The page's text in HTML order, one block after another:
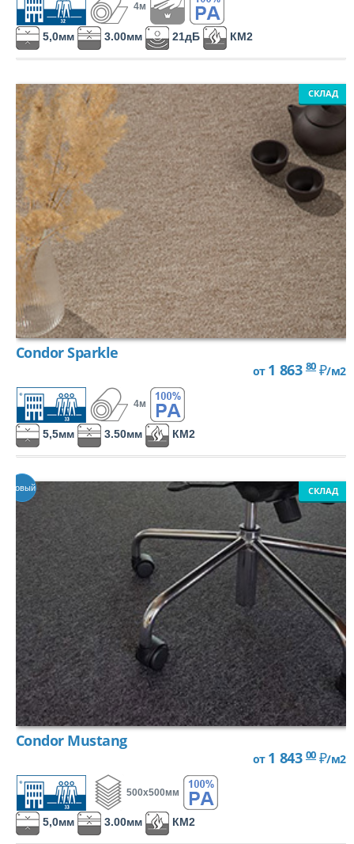
4м
5,0мм 3.00мм 21дБ КМ2
СКЛАД
Condor Sparkle
от 1 863 80 ₽/м2
4м
5,5мм 3.50мм КМ2
Новый СКЛАД
Condor Mustang
от 1 843 00 ₽/м2
500х500мм
5,0мм 3.00мм КМ2